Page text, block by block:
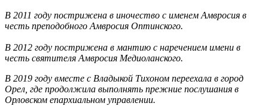
В 2011 году пострижена в иночество с именем Амвросия в
честь преподобного Амвросия Оптинского.
В 2012 году пострижена в мантию с наречением имени в
честь святителя Амвросия Медиоланского.
В 2019 году вместе с Владыкой Тихоном переехала в город
Орел, где продолжила выполнять прежние послушания в
Орловском епархиальном управлении.